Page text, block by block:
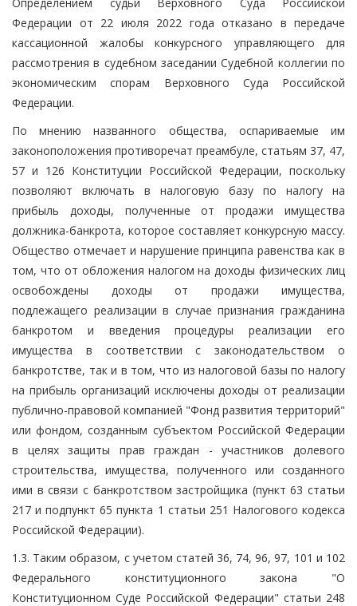
Федерации от 22 июля 2022 года отказано в передаче
кассационной жалобы конкурсного управляющего для
рассмотрения в судебном заседании Судебной коллегии по
экономическим спорам Верховного Суда Российской
Федерации.
По мнению названного общества, оспариваемые им
законоположения противоречат преамбуле, статьям 37, 47,
57 и 126 Конституции Российской Федерации, поскольку
позволяют включать в налоговую базу по налогу на
прибыль доходы, полученные от продажи имущества
должника-банкрота, которое составляет конкурсную массу.
Общество отмечает и нарушение принципа равенства как в
том, что от обложения налогом на доходы физических лиц
освобождены доходы от продажи имущества,
подлежащего реализации в случае признания гражданина
банкротом и введения процедуры реализации его
имущества в соответствии с законодательством о
банкротстве, так и в том, что из налоговой базы по налогу
на прибыль организаций исключены доходы от реализации
публично-правовой компанией "Фонд развития территорий"
или фондом, созданным субъектом Российской Федерации
в целях защиты прав граждан - участников долевого
строительства, имущества, полученного или созданного
ими в связи с банкротством застройщика (пункт 63 статьи
217 и подпункт 65 пункта 1 статьи 251 Налогового кодекса
Российской Федерации).
1.3. Таким образом, с учетом статей 36, 74, 96, 97, 101 и 102
Федерального конституционного закона "О
Конституционном Суде Российской Федерации" статьи 248